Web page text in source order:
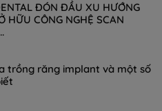
ĐÓN ĐẦU XU HƯỚNG
HỮU CÔNG NGHỆ SCAN
trồng răng implant và một số